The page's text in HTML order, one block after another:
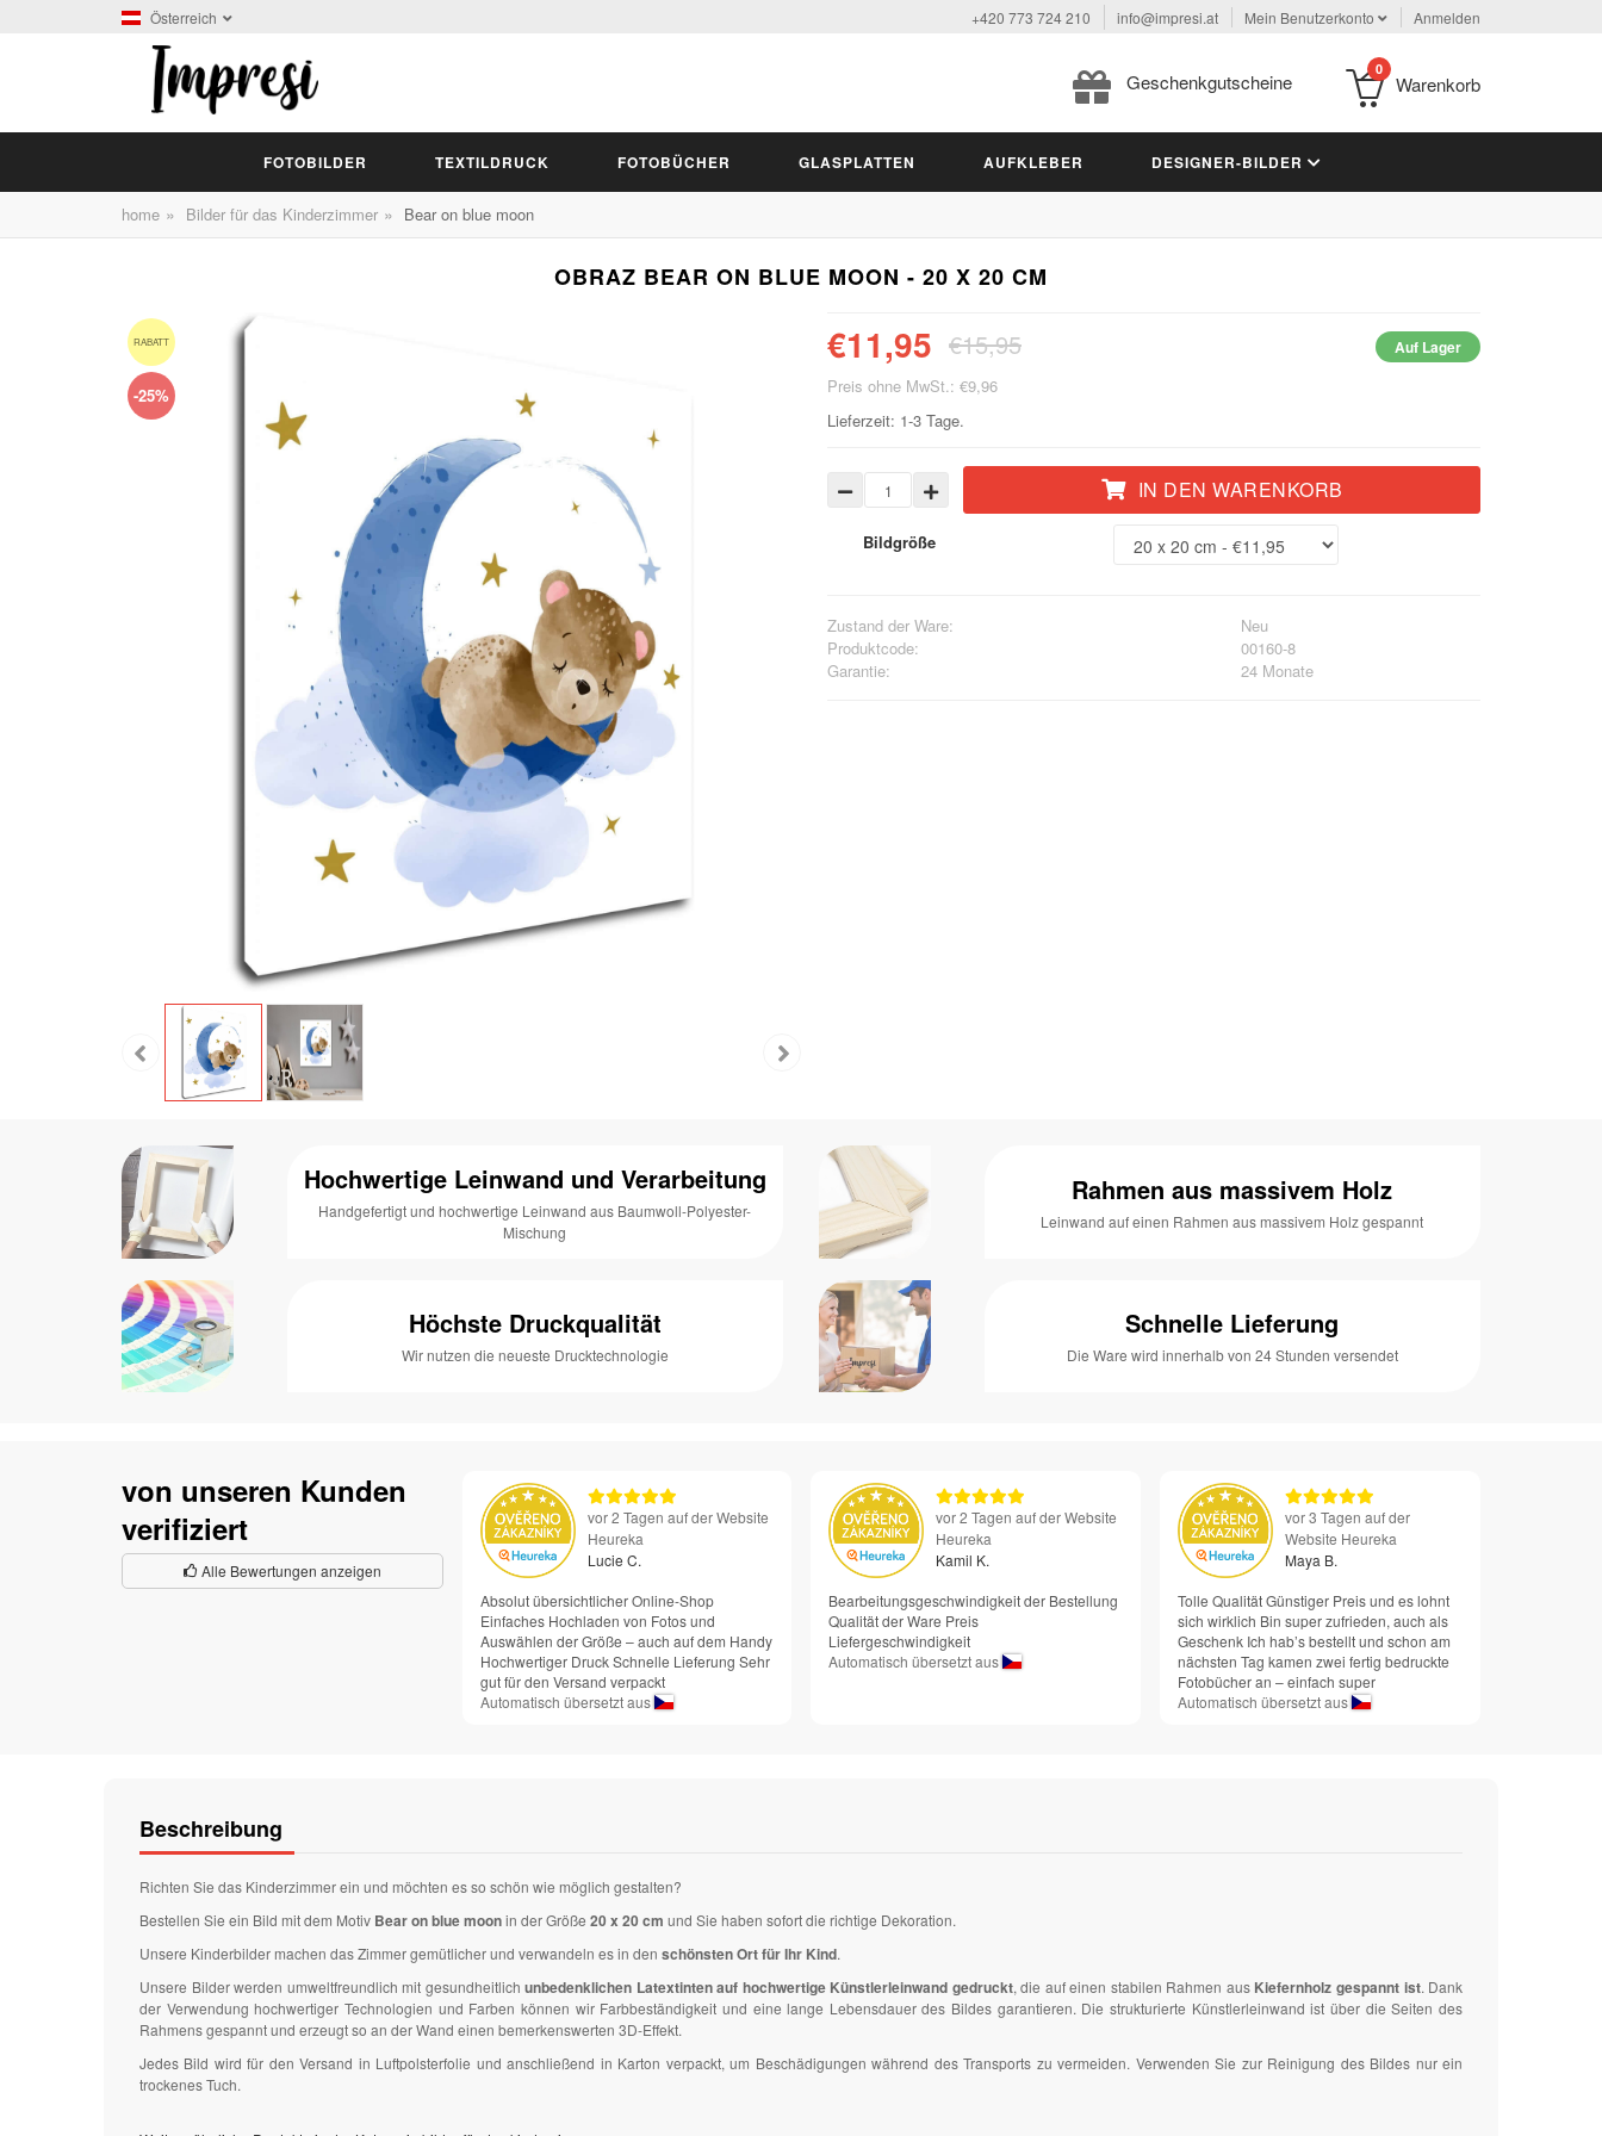
Österreich +420 773 724 210 info@impresi.at Mein Benutzerkonto Anmelden
Geschenkgutscheine
0
Warenkorb
FOTOBILDER TEXTILDRUCK FOTOBÜCHER GLASPLATTEN AUFKLEBER DESIGNER-BILDER
home » Bilder für das Kinderzimmer » Bear on blue moon
OBRAZ BEAR ON BLUE MOON - 20 X 20 CM
RABATT
-25%
€11,95 €15,95 Auf Lager
Preis ohne MwSt.: €9,96
Lieferzeit: 1-3 Tage.
IN DEN WARENKORB
Bildgröße
Zustand der Ware:
Neu
Produktcode:
00160-8
Garantie:
24 Monate
Hochwertige Leinwand und Verarbeitung
Handgefertigt und hochwertige Leinwand aus Baumwoll-Polyester-
Mischung
Rahmen aus massivem Holz
Leinwand auf einen Rahmen aus massivem Holz gespannt
Höchste Druckqualität
Wir nutzen die neueste Drucktechnologie
Schnelle Lieferung
Die Ware wird innerhalb von 24 Stunden versendet
von unseren Kunden
verifiziert
Alle Bewertungen anzeigen
vor 2 Tagen auf der Website
Heureka
Lucie C.
Absolut übersichtlicher Online-Shop
Einfaches Hochladen von Fotos und
Auswählen der Größe – auch auf dem Handy
Hochwertiger Druck Schnelle Lieferung Sehr
gut für den Versand verpackt
Automatisch übersetzt aus
vor 2 Tagen auf der Website
Heureka
Kamil K.
Bearbeitungsgeschwindigkeit der Bestellung
Qualität der Ware Preis
Liefergeschwindigkeit
Automatisch übersetzt aus
vor 3 Tagen auf der
Website Heureka
Maya B.
Tolle Qualität Günstiger Preis und es lohnt
sich wirklich Bin super zufrieden, auch als
Geschenk Ich hab’s bestellt und schon am
nächsten Tag kamen zwei fertig bedruckte
Fotobücher an – einfach super
Automatisch übersetzt aus
Beschreibung
Richten Sie das Kinderzimmer ein und möchten es so schön wie möglich gestalten?
Bestellen Sie ein Bild mit dem Motiv Bear on blue moonin der Größe 20 x 20 cm und Sie haben sofort die richtige Dekoration.
Unsere Kinderbilder machen das Zimmer gemütlicher und verwandeln es in den schönsten Ort für Ihr Kind.
Unsere Bilder werden umweltfreundlich mit gesundheitlichunbedenklichen Latextinten auf hochwertige Künstlerleinwand gedruckt, die auf einen stabilen Rahmen aus Kiefernholz gespannt ist. Dank
der Verwendung hochwertiger Technologien und Farben können wir Farbbeständigkeit und eine lange Lebensdauer des Bildes garantieren. Die strukturierte Künstlerleinwand ist über die Seiten des
Rahmens gespannt und erzeugt so an der Wand einen bemerkenswerten 3D-Effekt.
Jedes Bild wird für den Versand in Luftpolsterfolie und anschließend in Karton verpackt, um Beschädigungen während des Transports zu vermeiden. Verwenden Sie zur Reinigung des Bildes nur ein
trockenes Tuch.